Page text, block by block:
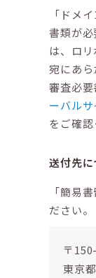
「ドメ
書類が
は、ロ
宛にあら
審査必
ーバル
をご確認
送付先に
「簡易
ださい。
〒
東京